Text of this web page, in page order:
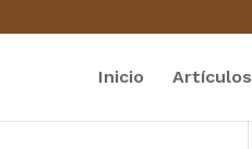
Inicio Artículos